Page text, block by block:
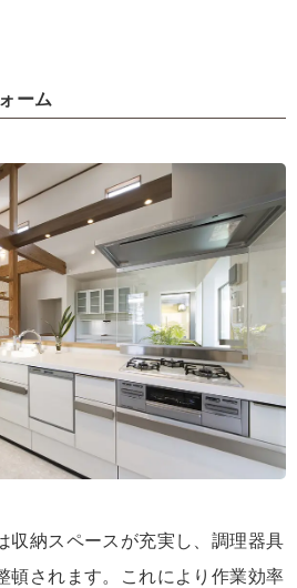
ーム
収納スペースが充実し、調理器具
頓されます。これにより作業効率